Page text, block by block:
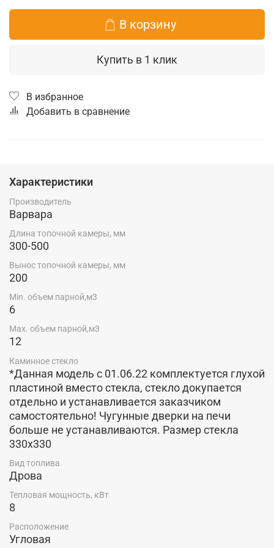
В корзину
Купить в 1 клик
В избранное
Добавить в сравнение
Характеристики
Производитель
Варвара
Длина топочной камеры, мм
300-500
Вынос топочной камеры, мм
200
Min. объем парной,м3
6
Max. объем парной,м3
12
Каминное стекло
*Данная модель c 01.06.22 комплектуется глухой
пластиной вместо стекла, стекло докупается
отдельно и устанавливается заказчиком
самостоятельно! Чугунные дверки на печи
больше не устанавливаются. Размер стекла
330х330
Вид топлива
Дрова
Тепловая мощность, кВт
8
Расположение
Угловая